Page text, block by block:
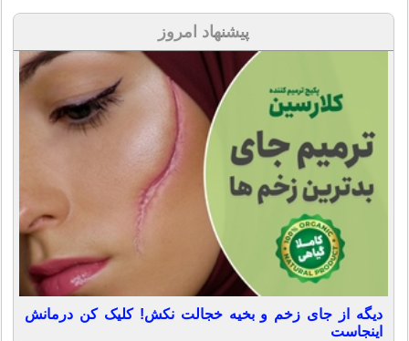
پیشنهاد امروز
دیگه از جای زخم و بخیه خجالت نکش! کلیک کن درمانش
اینجاست